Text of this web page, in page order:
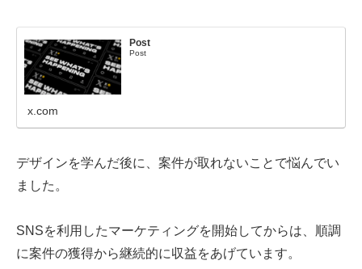
Post
Post
x.com
デザインを学んだ後に、案件が取れないことで悩んでい
ました。
SNSを利用したマーケティングを開始してからは、順調
に案件の獲得から継続的に収益をあげています。